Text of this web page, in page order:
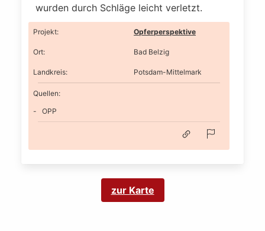
wurden durch Schläge leicht verletzt.
Projekt: Opferperspektive
Ort: Bad Belzig
Landkreis: Potsdam-Mittelmark
Quellen:
OPP
zur Karte